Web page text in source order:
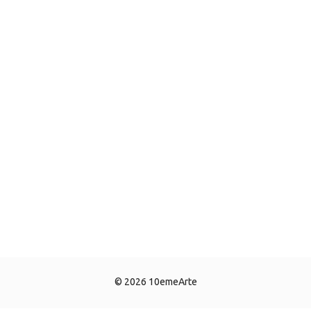
© 2026 10emeArte